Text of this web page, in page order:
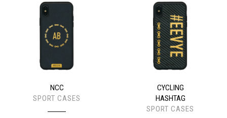
NCC
SPORT CASES
CYCLING
HASHTAG
SPORT CASES